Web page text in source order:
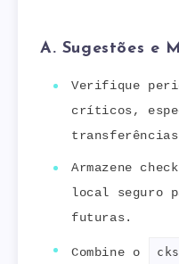
A. Sugestões e
Verifique
críticos,
transferências
Armazene
local seguro
futuras.
Combine o